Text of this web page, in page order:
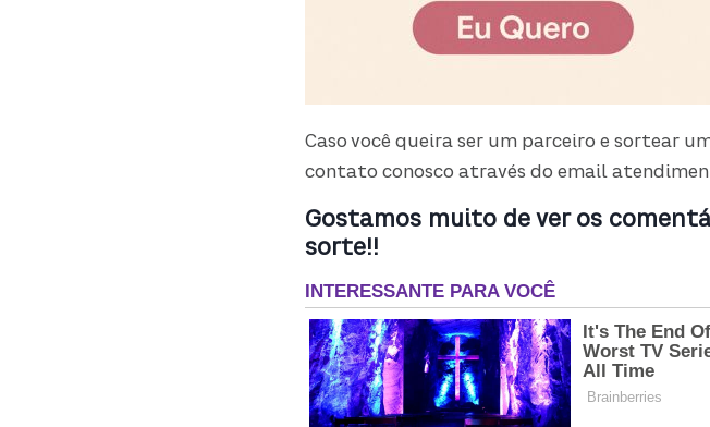
Caso você queira ser um parceiro e sortear
contato conosco através do email
Gostamos muito de ver os
sorte!!